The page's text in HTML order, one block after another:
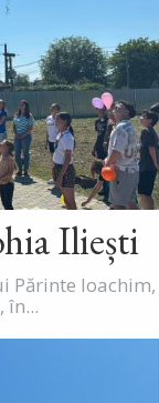
Iliești
Părinte Ioachim,
în...